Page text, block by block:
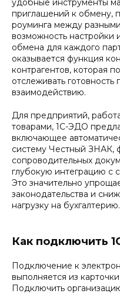
удобные инструменты
приглашений к обмену,
роуминга между
возможность настройки
обмена для каждого
оказывается функция
контрагентов, которая
отслеживать
взаимодействию.
Для предприятий,
товарами, 1С-ЭДО
включающее
систему Честный ЗНАК,
сопроводительных
глубокую интеграцию с
Это значительно
законодательства и
нагрузку на бухгалтерию.
Как подключить
Подключение к
выполняется из
Подключить